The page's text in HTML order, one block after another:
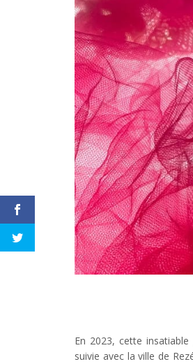
En 2023, cette
suivie avec la ville de